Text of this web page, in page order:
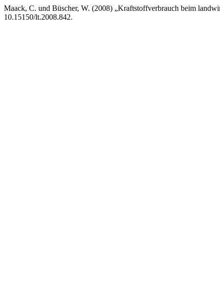
Maack, C. und Büscher, W. (2008) „Kraftstoffverbrauch beim
10.15150/lt.2008.842.